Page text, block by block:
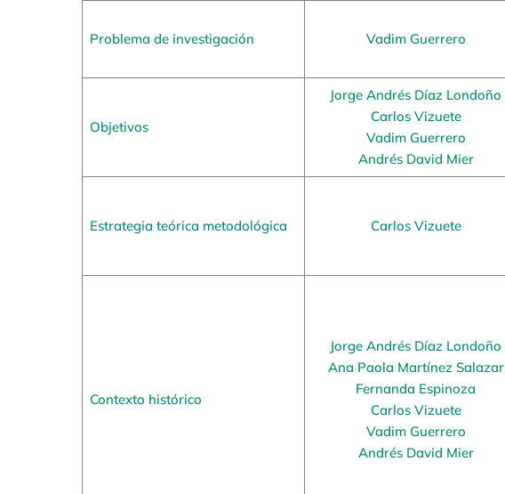
Problema de investigación Vadim Guerrero
Objetivos
Jorge Andrés Díaz Londoño
Carlos Vizuete
Vadim Guerrero
Andrés David Mier
Estrategia teórica metodológica Carlos Vizuete
Contexto histórico
Jorge Andrés Díaz Londoño
Ana Paola Martínez Salazar
Fernanda Espinoza
Carlos Vizuete
Vadim Guerrero
Andrés David Mier